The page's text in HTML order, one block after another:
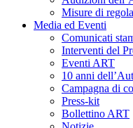
Misure di
Media ed Eventi
Comunicati
Interventi del
Eventi ART
10 anni
Campagna di
Press-kit
Bollettino ART